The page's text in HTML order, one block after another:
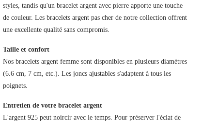
styles, tandis qu'un bracelet argent avec pierre apporte une touche
de couleur. Les bracelets argent pas cher de notre collection offrent
une excellente qualité sans compromis.
Taille et confort
Nos bracelets argent femme sont disponibles en plusieurs diamètres
(6.6 cm, 7 cm, etc.). Les joncs ajustables s'adaptent à tous les
poignets.
Entretien de votre bracelet argent
L'argent 925 peut noircir avec le temps. Pour préserver l'éclat de